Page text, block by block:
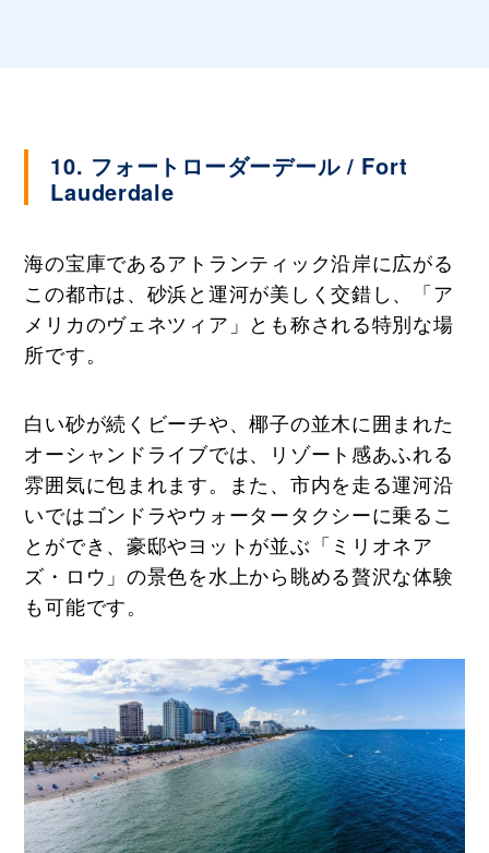
10. フォートローダーデール / Fort
Lauderdale
海の宝庫であるアトランティック沿岸に広がる
この都市は、砂浜と運河が美しく交錯し、「ア
メリカのヴェネツィア」とも称される特別な場
所です。
白い砂が続くビーチや、椰子の並木に囲まれた
オーシャンドライブでは、リゾート感あふれる
雰囲気に包まれます。また、市内を走る運河沿
いではゴンドラやウォータータクシーに乗るこ
とができ、豪邸やヨットが並ぶ「ミリオネア
ズ・ロウ」の景色を水上から眺める贅沢な体験
も可能です。